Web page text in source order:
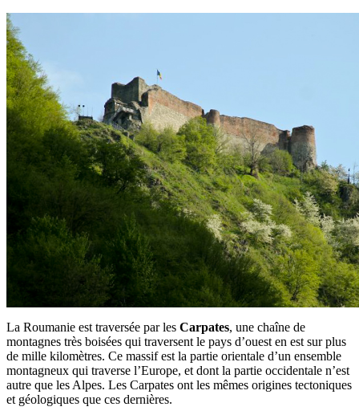
La Roumanie est traversée par les Carpates, une chaîne de
montagnes très boisées qui traversent le pays d’ouest en est sur plus
de mille kilomètres. Ce massif est la partie orientale d’un ensemble
montagneux qui traverse l’Europe, et dont la partie occidentale n’est
autre que les Alpes. Les Carpates ont les mêmes origines tectoniques
et géologiques que ces dernières.